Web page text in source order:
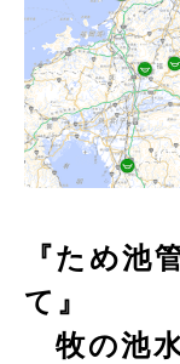
『ため池
て』
牧の池